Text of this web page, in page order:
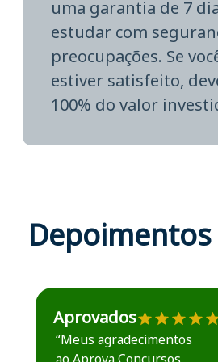
uma garantia de 7
estudar com
preocupações. Se
estiver satisfeito,
100% do valor
Depoimentos
Estudante José recomenda o
Aprovados
“Meus agradecimentos